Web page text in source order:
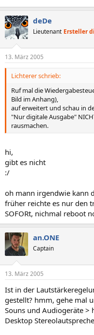
deDe
Lieutenant Ersteller
13. März 2005
Lichterer schrieb:
Ruf mal die
Bild im Anhang),
auf erweitert und schau in
"Nur digitale Ausgabe"
rausmachen.
hi,
gibt es nicht
:/
oh mann irgendwie kann
früher reichte es nur den
SOFORt, nichmal reboot
an.ONE
Captain
13. März 2005
Ist in der
gestellt? hmm, gehe mal
Souns und Audiogeräte
Desktop